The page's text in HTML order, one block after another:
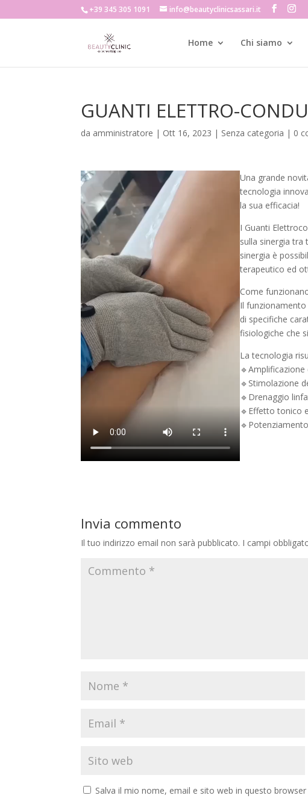
+39 345 305 1091 info@beautyclinicsassari.it
Home Chi siamo
GUANTI ELETTRO-
da amministratore | Ott 16, 2023 | Senza categoria | 0
Una grande
tecnologia
la sua efficacia!
I Guanti
sulla sinergia tra
sinergia è
terapeutico ed
Come
Il
di specifiche
fisiologiche che
La tecnologia
🔹Stimolazione
🔹Drenaggio
🔹Effetto tonico
Invia commento
Il tuo indirizzo email non sarà pubblicato. I campi
Salva il mio nome, email e sito web in questo